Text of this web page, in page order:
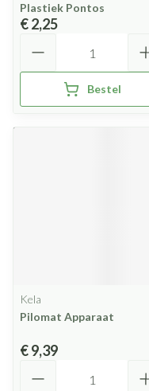
Plastiek Pontos
€ 2,25
Bestel
Kela
Pilomat Apparaat
€ 9,39